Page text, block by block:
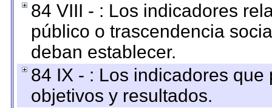
84 VIII - : Los indicadores
público o trascendencia
deban establecer.
84 IX - : Los indicadores
objetivos y resultados.